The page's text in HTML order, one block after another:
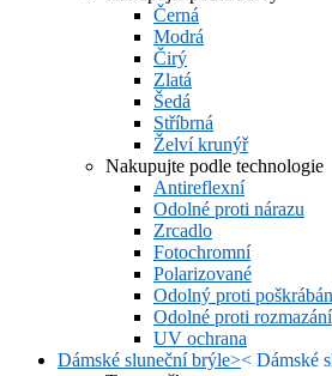
Černá
Modrá
Čirý
Zlatá
Šedá
Stříbrná
Želví krunýř
Nakupujte podle technologie
Antireflexní
Odolné proti nárazu
Zrcadlo
Fotochromní
Polarizované
Odolný proti
Odolné proti rozmazání
UV ochrana
Dámské sluneční brýle>< Dámské